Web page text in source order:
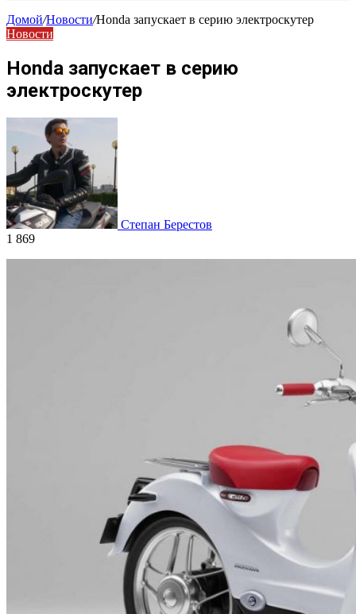
Домой/Новости/Honda запускает в серию электроскутер
Новости
Honda запускает в серию
электроскутер
Степан Берестов
1 869